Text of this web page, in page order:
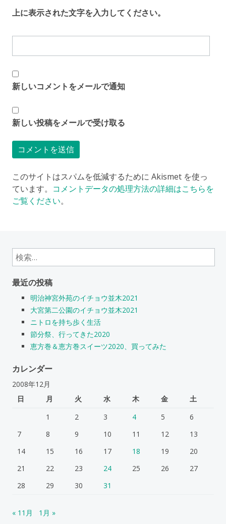
上に表示された文字を入力してください。
新しいコメントをメールで通知
新しい投稿をメールで受け取る
このサイトはスパムを低減するために Akismet を使っ
ています。 コメントデータの処理方法の詳細はこちらを
ご覧ください。
検
索:
最近の投稿
明治神宮外苑のイチョウ並木2021
大宮第二公園のイチョウ並木2021
ニトロを持ち歩く生活
節分祭、行ってきた2020
恵方巻＆恵方巻スイーツ2020、買ってみた
カレンダー
2008年12月
日
月 火 水 木 金
土
1
2 3 4 5
6
7
8 9 10 11 12
13
14
15 16 17 18 19
20
21
22 23 24 25 26
27
28
29 30 31
« 11月 1月 »